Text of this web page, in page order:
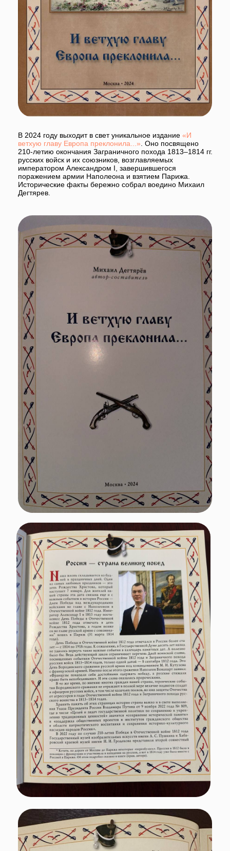
Поэтому 31 марта скажем и мы:
Слава русскому солдату!
Слава народу-победителю!
Поделиться
Подписывайтесь
на нас в социальных сетях!